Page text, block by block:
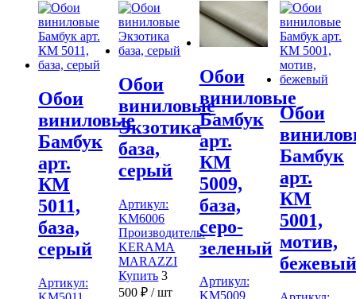
Обои
виниловые
Бамбук
арт.
КМ
5011,
база,
серый
Артикул:
Обои
виниловые
Экзотика
база,
серый
Артикул:
KM6006
Производитель:
KERAMA
MARAZZI
Купить 3
500₽ / шт
Обои
виниловые
Бамбук
арт.
КМ
5009,
база,
серо-
зеленый
Артикул:
KM5009
Обои
Бамбук
арт.
КМ
5001,
мотив,
бежевый